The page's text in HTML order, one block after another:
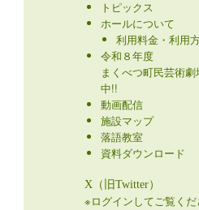
トピックス
ホールについて
利用料金・利用
令和８年度
まくべつ町民芸術
中!!
動画配信
施設マップ
落語教室
資料ダウンロード
X（旧Twitter）
※ログインしてご覧く